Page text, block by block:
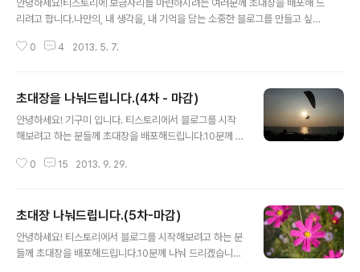
안녕하세요!티스토리에 보금자리를 마련하시려는 여러분께 초대장을 배포해 드
리려고 합니다.나만의, 내 생각을, 내 기억을 담는 소중한 블로그를 만들고 싶다
합니다. 원하시는 분은 댓글에 아래 3가지 내용을 남겨주시면초대장을 보내드
수도 있으니 바로 개설해 주세요! 개설만 하고 장기간 글을 올리지 않으실 분들
은 꼭 필요한 분들을 위해 잠시만 참아주세요^^. ▒ 비밀댓글 내용1. 어떤 내용의
블로그를 운영하실지? 예, 건축, 사진, 취미, 요리, 육아...등2. 운영목적 ?3. E-
0 4 2013. 5. 7.
초대장을 나눠드립니다.(4차 - 마감)
안녕하세요! 기구미 입니다. 티스토리에서 블로그를 시작
해보려고 하는 분들께 초대장을 배포해드립니다.10분께 나
으로 사용하실 분들과블로그 개설만 하고 장기간 글을 올
비밀댓글에1) 어떤 내용의 블로그를 운영하시실지?2) 운
영목적?3) E-mail 주소? 를 남겨주세요.
0 15 2013. 9. 29.
초대장 나눠드립니다.(5차-마감)
안녕하세요! 티스토리에서 블로그를 시작해보려고 하는 분
들께 초대장을 배포해드립니다.10분께 나눠 드리겠습니다.